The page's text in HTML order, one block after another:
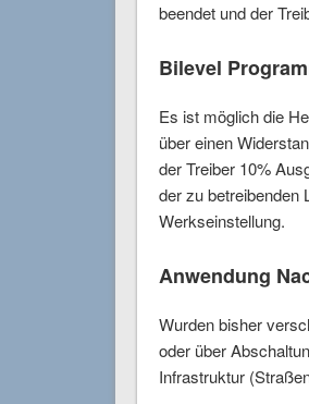
beendet und der
Bilevel
Es ist möglich die
über einen
der Treiber 10%
der zu betreibenden
Werkseinstellung.
Anwendung
Wurden bisher
oder über
Infrastruktur